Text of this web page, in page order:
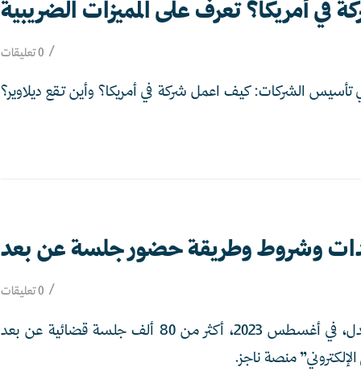
في أمريكا؟ تعرف على المميزات الضريبية
/ 0 تعليقات
تأسيس الشركات: كيف اعمل شركة في أمريكا؟ وأين تقع ديلاوير؟
وشروط وطريقة حضور جلسة عن بعد
/ 0 تعليقات
عقدت محاكم السعودية التابعة لوزارة العدل، في أغسطس 2023، أكثر من 80 ألف جلسة قضائية عن بعد